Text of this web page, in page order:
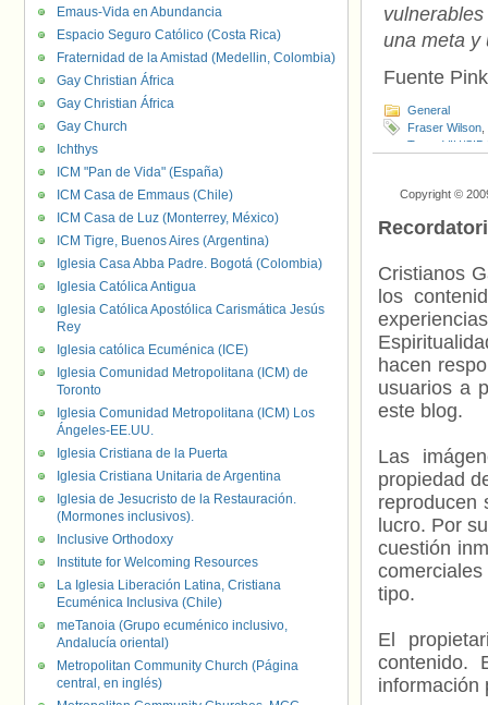
una meta y
Fuente
General
Fraser Wilson
Trust
VIH/
Copyright ©
Cristianos
los
hacen
usuarios a
este blog.
Las
propiedad
reproducen
lucro. Por
cuestión
tipo.
El
contenido.
información
Emaus-Vida en Abundancia
Espacio Seguro Católico (Costa Rica)
Fraternidad de la Amistad (Medellin, Colombia)
Gay Christian África
Gay Christian África
Gay Church
Ichthys
ICM "Pan de Vida" (España)
ICM Casa de Emmaus (Chile)
ICM Casa de Luz (Monterrey, México)
ICM Tigre, Buenos Aires (Argentina)
Iglesia Casa Abba Padre. Bogotá (Colombia)
Iglesia Católica Antigua
Iglesia Católica Apostólica Carismática Jesús
Rey
Iglesia católica Ecuménica (ICE)
Iglesia Comunidad Metropolitana (ICM) de
Toronto
Iglesia Comunidad Metropolitana (ICM) Los
Ángeles-EE.UU.
Iglesia Cristiana de la Puerta
Iglesia Cristiana Unitaria de Argentina
Iglesia de Jesucristo de la Restauración.
(Mormones inclusivos).
Inclusive Orthodoxy
Institute for Welcoming Resources
La Iglesia Liberación Latina, Cristiana
Ecuménica Inclusiva (Chile)
meTanoia (Grupo ecuménico inclusivo,
Andalucía oriental)
Metropolitan Community Church (Página
central, en inglés)